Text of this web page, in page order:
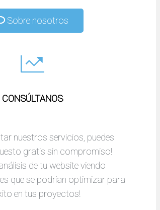
Sobre nosotros
CONSÚLTANOS
nuestros servicios, puedes
gratis sin compromiso!
de tu website viendo
que se podrían optimizar para
en tus proyectos!